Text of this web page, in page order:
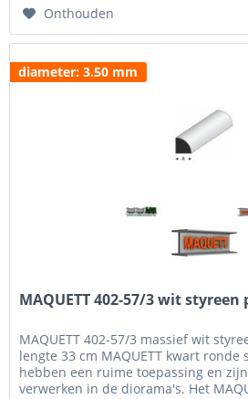
Onthouden
diameter: 3.50 mm
MAQUETT 402-57/3 wit
MAQUETT 402-57/3 massief wit
lengte 33 cm MAQUETT kwart ronde
hebben een ruime toepassing en
verwerken in de diorama's. Het